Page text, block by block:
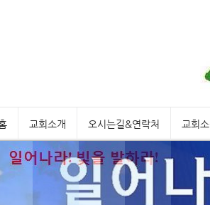
교회소개 오시는길&연락처 교회